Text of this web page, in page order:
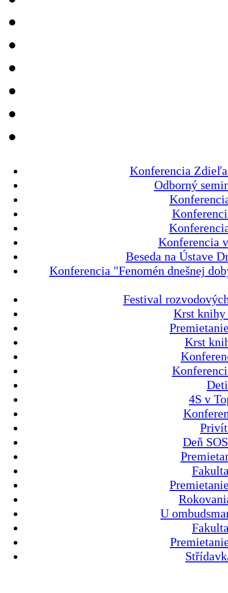
Konferencia
Odborný
Konferencia
Beseda na Ústave
Konferencia "Fenomén dnešnej
Festival
Krst knihy
Krst
4S v
Deň
U